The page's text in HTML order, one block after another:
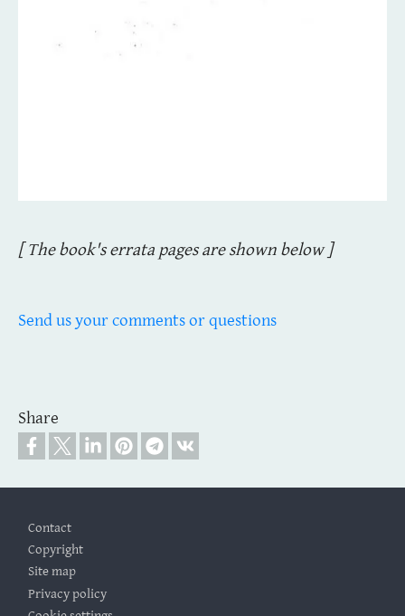
[ The book's errata pages are shown below ]
Send us your comments or questions
Share
Contact
Copyright
Site map
Privacy policy